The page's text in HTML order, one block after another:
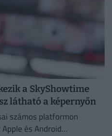
a SkyShowtime
látható a képernyőn
számos platformon
és Android